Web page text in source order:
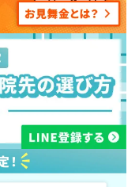
とが一度に押し寄せ
への対処方法やその
探しなどの後押しが